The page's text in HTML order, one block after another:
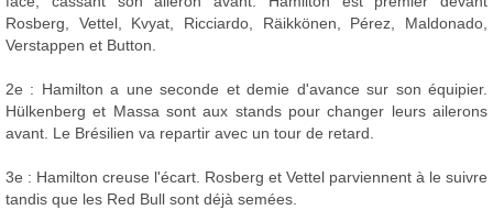
Rosberg, Vettel, Kvyat, Ricciardo, Räikkönen, Pérez, Maldonado,
Verstappen et Button.
2e : Hamilton a une seconde et demie d'avance sur son équipier.
Hülkenberg et Massa sont aux stands pour changer leurs ailerons
avant. Le Brésilien va repartir avec un tour de retard.
3e : Hamilton creuse l'écart. Rosberg et Vettel parviennent à le suivre
tandis que les Red Bull sont déjà semées.